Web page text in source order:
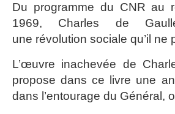
Du programme du CNR au
1969, Charles de
une révolution sociale qu’il ne
L’œuvre inachevée de
propose dans ce livre une
dans l’entourage du Général,